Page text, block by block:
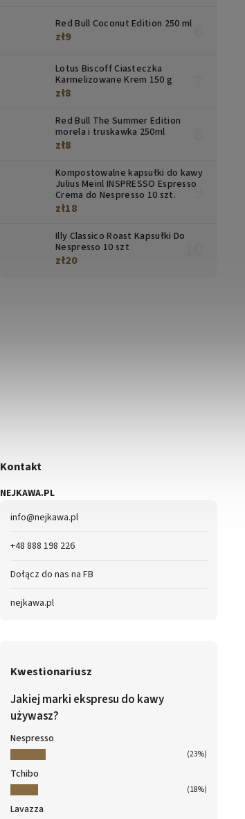
Red Bull Coconut Edition 250 ml
zł9
Lotus Biscoff Ciasteczka
Karmelizowane Krem 150 g
zł8
Red Bull The Summer Edition
morela i truskawka 250ml
zł8
Kompostowalne kapsułki do kawy
Julius Meinl INSPRESSO Espresso
Crema do Nespresso 10 szt.
zł18
Illy Classico Roast Kapsułki Do
Nespresso 10 szt
zł20
Kontakt
NEJKAWA.PL
info@nejkawa.pl
+48 888 198 226
Dołącz do nas na FB
nejkawa.pl
Kwestionariusz
Jakiej marki ekspresu do kawy
używasz?
Nespresso
(23%)
Tchibo
(18%)
Lavazza